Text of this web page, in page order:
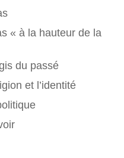
« à la hauteur de la
du passé
et l’identité